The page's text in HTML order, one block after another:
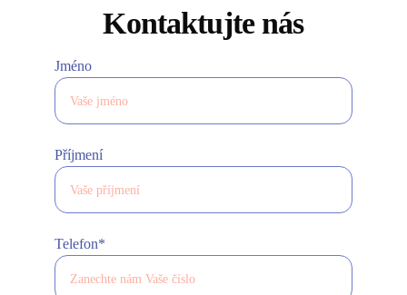
Kontaktujte nás
Jméno
Příjmení
Telefon*